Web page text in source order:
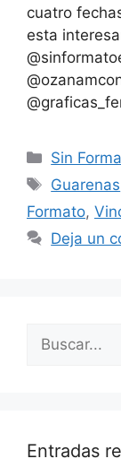
cuatro
esta
Sin
Guarenas
Formato,
Deja un
Entradas